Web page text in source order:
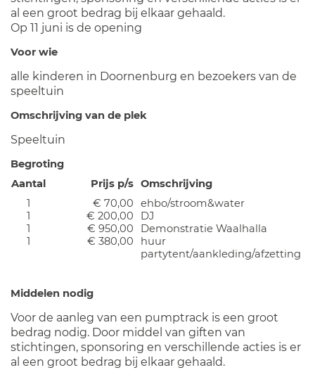
al een groot bedrag bij elkaar gehaald.
Op 11 juni is de opening
Voor wie
alle kinderen in Doornenburg en bezoekers van de
speeltuin
Omschrijving van de plek
Speeltuin
Begroting
Aantal
Prijs p/s Omschrijving
1
€ 70,00
ehbo/stroom&water
1
€ 200,00
DJ
1
€ 950,00
Demonstratie Waalhalla
1
€ 380,00
huur
partytent/aankleding/afzetting
Middelen nodig
Voor de aanleg van een pumptrack is een groot
bedrag nodig. Door middel van giften van
stichtingen, sponsoring en verschillende acties is er
al een groot bedrag bij elkaar gehaald.